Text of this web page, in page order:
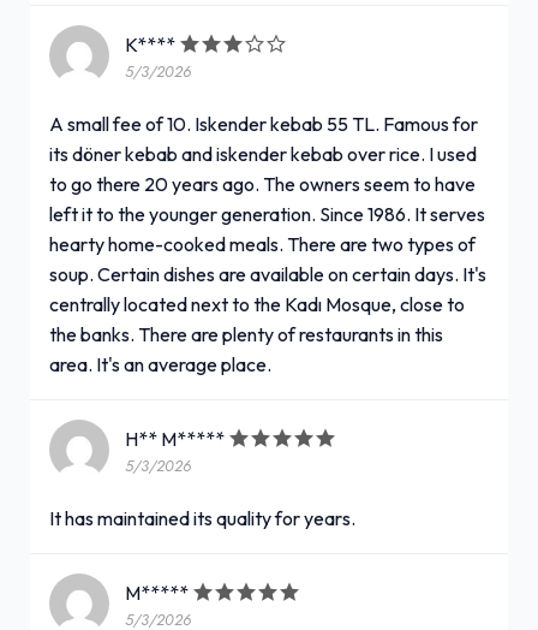
K****
5/3/2026
A small fee of 10. Iskender kebab 55 TL. Famous for
its döner kebab and iskender kebab over rice. I used
to go there 20 years ago. The owners seem to have
left it to the younger generation. Since 1986. It serves
hearty home-cooked meals. There are two types of
soup. Certain dishes are available on certain days. It's
centrally located next to the Kadı Mosque, close to
the banks. There are plenty of restaurants in this
area. It's an average place.
H** M*****
5/3/2026
It has maintained its quality for years.
M*****
5/3/2026